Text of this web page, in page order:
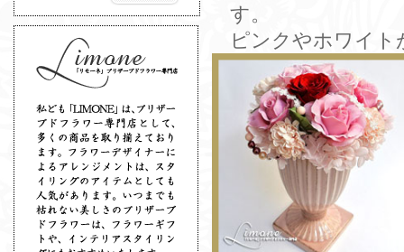
す。
ピンクやホワイ